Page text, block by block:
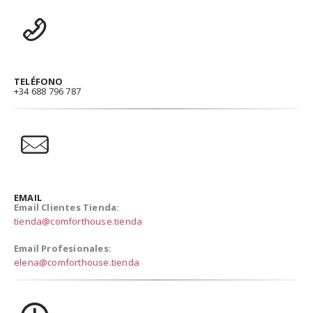
TELÉFONO
+34 688 796 787
EMAIL
Email Clientes Tienda:
tienda@comforthouse.tienda
Email Profesionales:
elena@comforthouse.tienda